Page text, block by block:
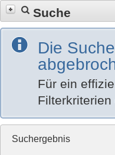
Suche
Die
Für ein
Filterkriterien
Suchergebnis